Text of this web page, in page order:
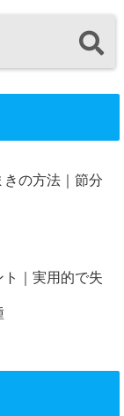
の方法｜節分
｜実用的で失